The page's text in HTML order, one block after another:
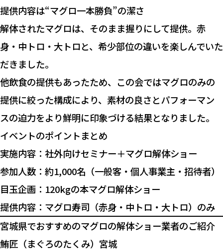
提供内容は“マグロ一本勝負”の潔さ
解体されたマグロは、そのまま握りにして提供。赤
身・中トロ・大トロと、希少部位の違いを楽しんでいた
だきました。
他飲食の提供もあったため、この会ではマグロのみの
提供に絞った構成により、素材の良さとパフォーマン
スの迫力をより鮮明に印象づける結果となりました。
イベントのポイントまとめ
実施内容：社外向けセミナー＋マグロ解体ショー
参加人数：約1,000名（一般客・個人事業主・招待者）
目玉企画：120kgの本マグロ解体ショー
提供内容：マグロ寿司（赤身・中トロ・大トロ）のみ
宮城県でおすすめのマグロの解体ショー業者のご紹介
鮪匠（まぐろのたくみ）宮城